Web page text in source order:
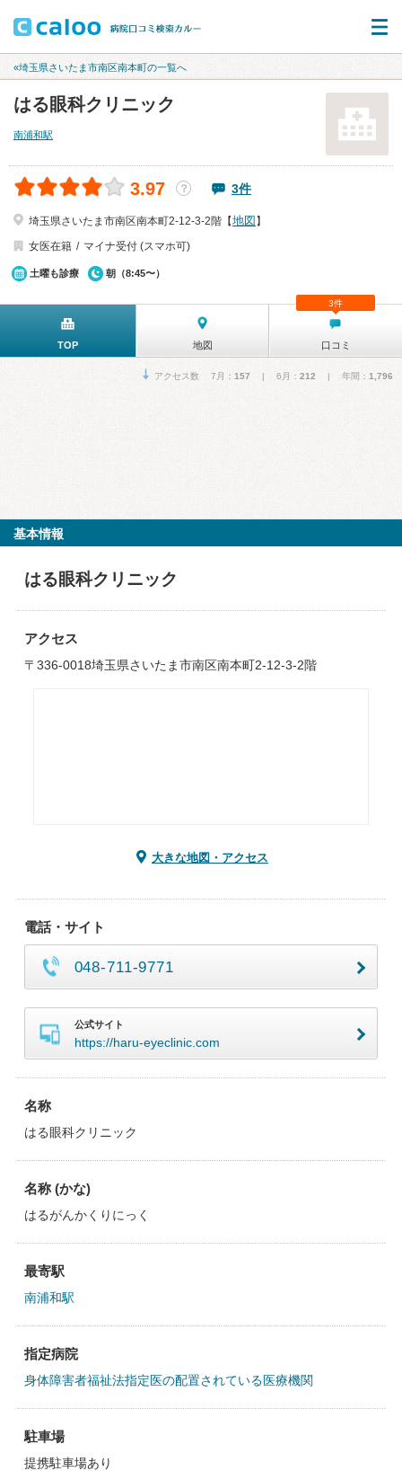
«埼玉県さいたま市南区南本町の一覧へ
はる眼科クリニック
南浦和駅
3.97 ？ 3件
埼玉県さいたま市南区南本町2-12-3-2階【地図 】
女医在籍
マイナ受付 (スマホ可)
土曜も診療 朝（8:45〜）
TOP 地図 口コミ
3件
アクセス数 7月： 157 | 6月： 212 | 年間： 1,796
基本情報
はる眼科クリニック
アクセス
〒336-0018埼玉県さいたま市南区南本町2-12-3-2階
大きな地図・アクセス
電話・サイト
048-711-9771
公式サイト
https://haru-eyeclinic.com
名称
はる眼科クリニック
名称 (かな)
はるがんかくりにっく
最寄駅
南浦和駅
指定病院
身体障害者福祉法指定医の配置されている医療機関
駐車場
提携駐車場あり